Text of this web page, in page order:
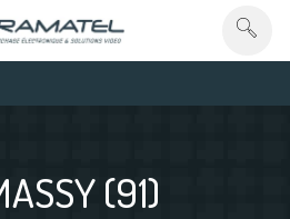
(91)